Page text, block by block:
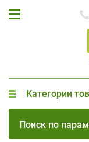
Категории
Поиск по